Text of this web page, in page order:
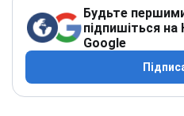
Будьте
підпишіться на
Google